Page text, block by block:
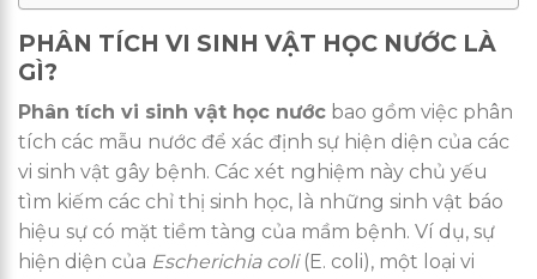
PHÂN TÍCH VI SINH VẬT HỌC NƯỚC LÀ
GÌ?
Phân tích vi sinh vật học nước bao gồm việc phân
tích các mẫu nước để xác định sự hiện diện của các
vi sinh vật gây bệnh. Các xét nghiệm này chủ yếu
tìm kiếm các chỉ thị sinh học, là những sinh vật báo
hiệu sự có mặt tiềm tàng của mầm bệnh. Ví dụ, sự
hiện diện của Escherichia coli(E. coli), một loại vi